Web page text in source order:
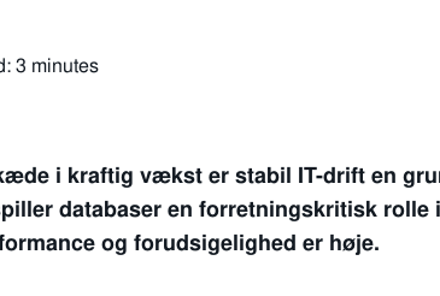
3 minutes
i kraftig vækst er stabil IT-drift en
databaser en forretningskritisk
og forudsigelighed er høje.